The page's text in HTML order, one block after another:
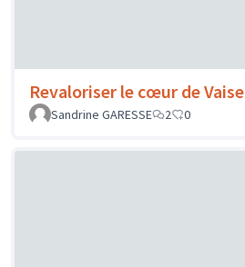
Revaloriser le cœur de Vaise
Sandrine GARESSE
2 0